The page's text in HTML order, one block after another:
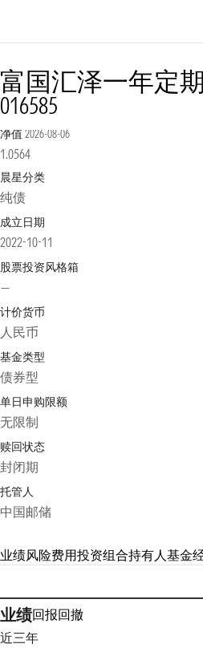
富国汇泽一年定
016585
净值 2026-08-06
1.0564
晨星分类
纯债
成立日期
2022-10-11
股票投资风格箱
—
计价货币
人民币
基金类型
债券型
单日申购限额
无限制
赎回状态
封闭期
托管人
中国邮储
业绩风险费用投资组合持有人基金
业绩回报回撤
近三年